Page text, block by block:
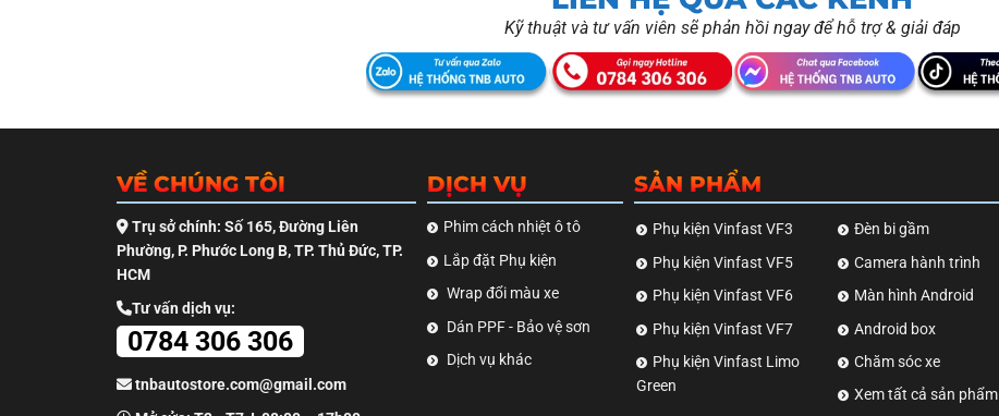
Kỹ thuật và tư vấn viên sẽ phản hồi ngay để hỗ trợ & giải đáp
VỀ CHÚNG TÔI
Trụ sở chính: Số 165, Đường Liên
Phường, P. Phước Long B, TP. Thủ Đức, TP.
HCM
Tư vấn dịch vụ:
0784 306 306
tnbautostore.com@gmail.com
DỊCH VỤ
Phim cách nhiệt ô tô
Lắp đặt Phụ kiện
Wrap đổi màu xe
Dán PPF - Bảo vệ sơn
Dịch vụ khác
SẢN PHẨM
Phụ kiện Vinfast VF3
Phụ kiện Vinfast VF5
Phụ kiện Vinfast VF6
Phụ kiện Vinfast VF7
Phụ kiện Vinfast Limo
Green
Đèn bi gầm
Camera hành trình
Màn hình Android
Android box
Chăm sóc xe
Xem tất cả sản phẩm